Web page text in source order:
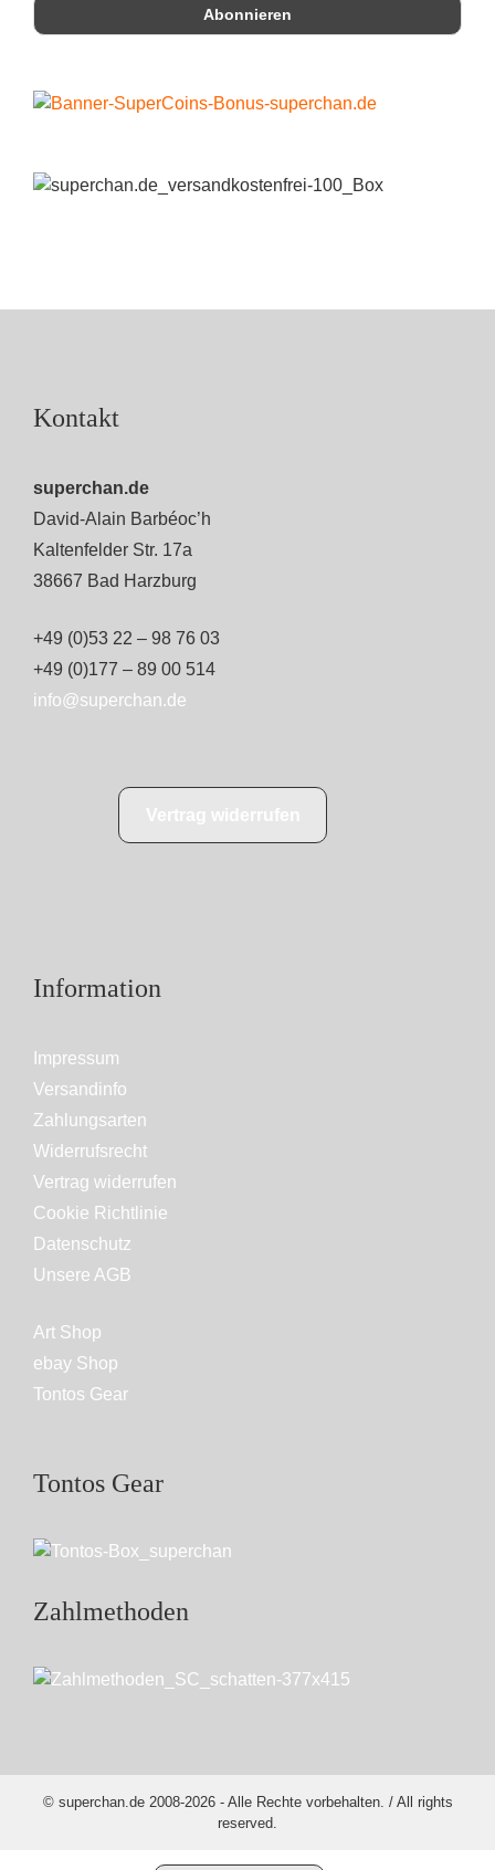
Kontakt
superchan.de
David-Alain Barbéoc’h
Kaltenfelder Str. 17a
38667 Bad Harzburg
+49 (0)53 22 – 98 76 03
+49 (0)177 – 89 00 514
info@superchan.de
Information
Impressum
Versandinfo
Zahlungsarten
Widerrufsrecht
Vertrag widerrufen
Cookie Richtlinie
Datenschutz
Unsere AGB
Art Shop
ebay Shop
Tontos Gear
Tontos Gear
Zahlmethoden
© superchan.de 2008-2026 - Alle Rechte vorbehalten. / All rights
reserved.